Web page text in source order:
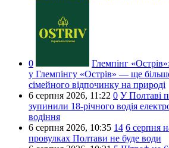
0 Глемпінг «Острів»:
у Глемпінгу «Острів» — ще
сімейного відпочинку на природі
6 серпня 2026, 11:22 0 У Полтаві
зупинили 18-річного водія
водіння
6 серпня 2026, 10:35 14 6 серпня
провулках Полтави не буде води